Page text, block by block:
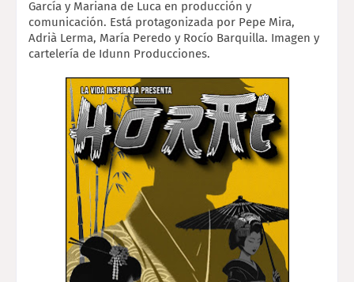
García y Mariana de Luca en producción y
comunicación. Está protagonizada por Pepe Mira,
cartelería de Idunn Producciones.